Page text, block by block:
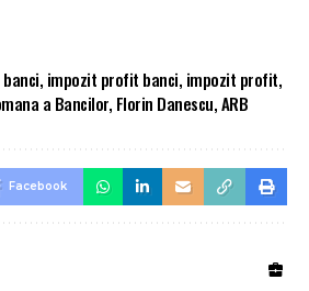
, impozit profit banci, impozit profit,
a Bancilor, Florin Danescu,ARB
Facebook